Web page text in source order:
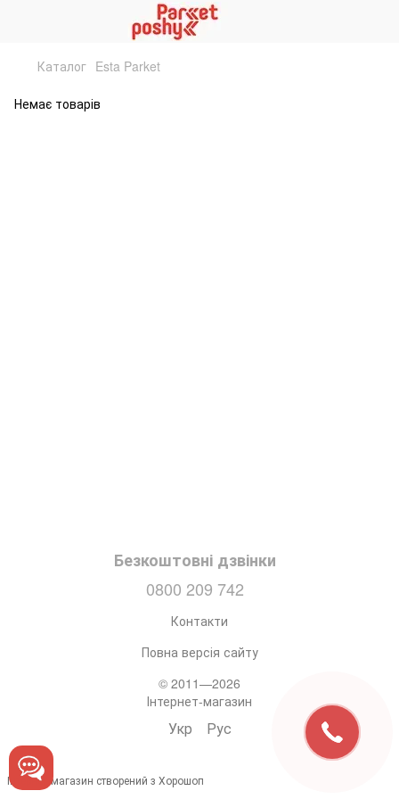
Каталог Esta Parket
Немає товарів
Безкоштовні дзвінки
0800 209 742
Контакти
Повна версія сайту
© 2011—2026
Інтернет-магазин
Укр Рус
Інтернет-магазин створений з Хорошоп